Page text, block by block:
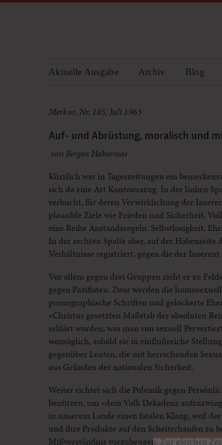
Aktuelle Ausgabe Archiv Blog
Merkur, Nr. 185, Juli 1963
Auf- und Abrüstung, moralisch und
von Jürgen Habermas
Kürzlich war in Tageszeitungen ein
sich da eine Art Kontoauszug. In der linken
verbucht, für deren Verwirklichung der
plausible Ziele wie Frieden und Sicherheit,
eine Reihe Anstandsregeln: Selbstlosigkeit,
In der rechten Spalte aber, auf der
Verhältnisse registriert, gegen die der Inserent
Vor allem gegen drei Gruppen zieht er zu
gegen Pazifisten. Zwar werden die
pornographische Schriften und gelockerte
»Christus gesetzten Maßstab der absoluten
erklärt worden, was man von sexuell
womöglich, sobald sie in einflußreiche
gegenüber Leuten, die mit herrschenden
aus Gründen der nationalen Sicherheit.
Weiter richtet sich die Polemik gegen
benützen, um »dem Volk Dekadenz
in unserem Lande einen fatalen Klang, weil
und ihre Produkte auf den Scheiterhaufen zu
Mißverständnis vorzubeugen. Zur gleichen